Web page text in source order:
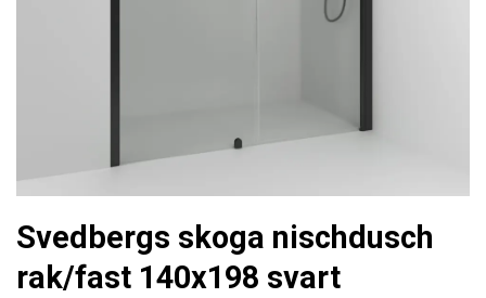
Svedbergs skoga nischdusch
rak/fast 140x198 svart